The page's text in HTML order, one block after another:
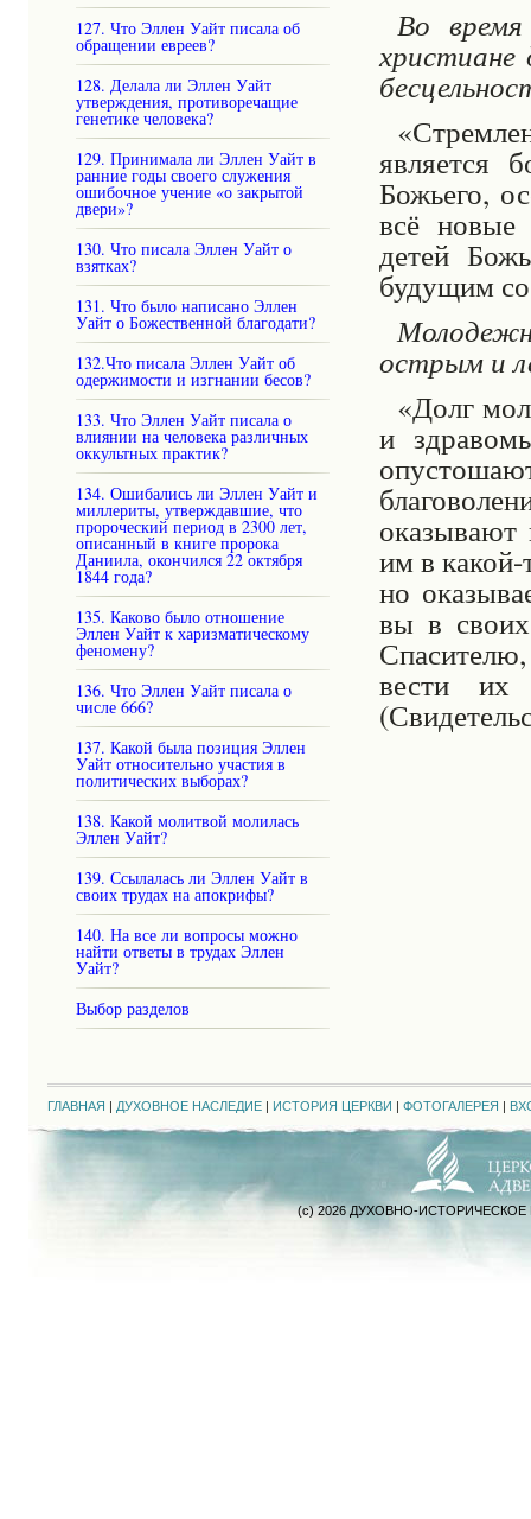
127. Что Эллен Уайт писала об
обращении евреев?
128. Делала ли Эллен Уайт
утверждения, противоречащие
генетике человека?
129. Принимала ли Эллен Уайт в
ранние годы своего служения
ошибочное учение «о закрытой
двери»?
130. Что писала Эллен Уайт о
взятках?
131. Что было написано Эллен
Уайт о Божественной благодати?
132.Что писала Эллен Уайт об
одержимости и изгнании бесов?
133. Что Эллен Уайт писала о
влиянии на человека различных
оккультных практик?
134. Ошибались ли Эллен Уайт и
миллериты, утверждавшие, что
пророческий период в 2300 лет,
описанный в книге пророка
Даниила, окончился 22 октября
1844 года?
135. Каково было отношение
Эллен Уайт к харизматическому
феномену?
136. Что Эллен Уайт писала о
числе 666?
137. Какой была позиция Эллен
Уайт относительно участия в
политических выборах?
138. Какой молитвой молилась
Эллен Уайт?
139. Ссылалась ли Эллен Уайт в
своих трудах на апокрифы?
140. На все ли вопросы можно
найти ответы в трудах Эллен
Уайт?
Выбор разделов
Во время
является
Божьего,
всё
детей
будущим
острым и
«Долг
и
оказывают
им в какой-
но
вы в
вести
ГЛАВНАЯ | ДУХОВНОЕ НАСЛЕДИЕ | ИСТОРИЯ ЦЕРКВИ | ФОТОГАЛЕРЕЯ |
(c) 2026 ДУХОВНО-